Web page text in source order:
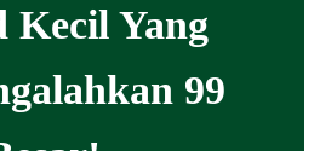
Kecil Yang
99